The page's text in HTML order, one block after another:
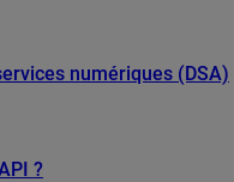
numériques (DSA)
?